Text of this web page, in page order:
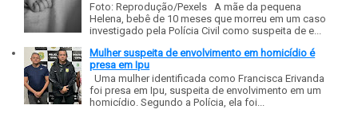
Foto: Reprodução/Pexels A mãe da pequena
Helena, bebê de 10 meses que morreu em um caso
investigado pela Polícia Civil como suspeita de e...
Mulher suspeita de envolvimento em homicídio é
presa em Ipu
Uma mulher identificada como Francisca Erivanda
foi presa em Ipu, suspeita de envolvimento em um
homicídio. Segundo a Polícia, ela foi...